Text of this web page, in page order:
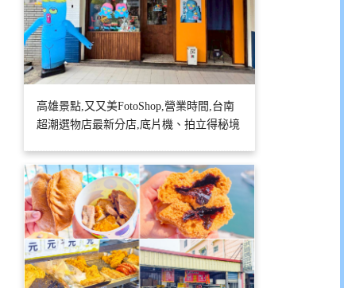
高雄景點,又又美FotoShop,營業時間,台南
超潮選物店最新分店,底片機、拍立得秘境